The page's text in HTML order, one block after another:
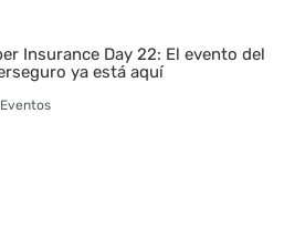
Insurance Day 22: El evento del
ya está aquí
Eventos